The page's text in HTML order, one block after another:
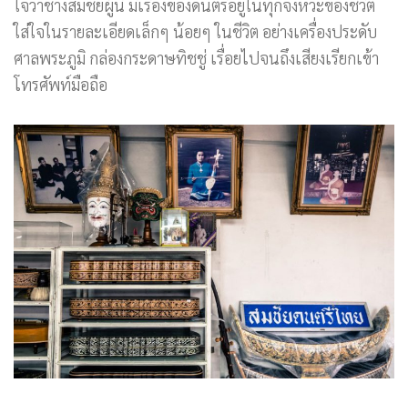
ใจว่าช่างสมชัยผู้นี้ มีเรื่องของดนตรีอยู่ในทุกจังหวะของชีวิต
ใส่ใจในรายละเอียดเล็กๆ น้อยๆ ในชีวิต อย่างเครื่องประดับ
ศาลพระภูมิ กล่องกระดาษทิชชู่ เรื่อยไปจนถึงเสียงเรียกเข้า
โทรศัพท์มือถือ